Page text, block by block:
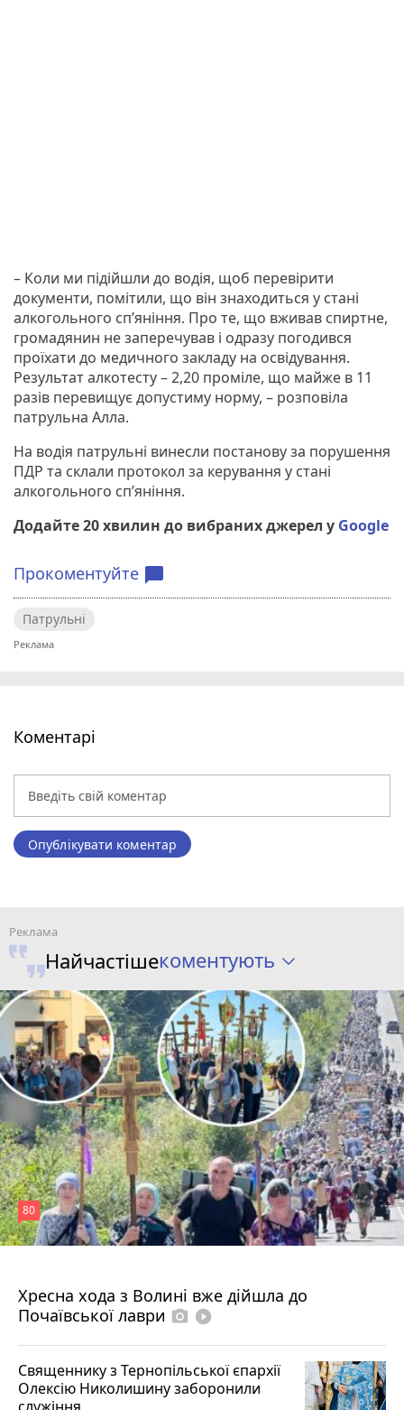
– Коли ми підійшли до водія, щоб перевірити
документи, помітили, що він знаходиться у стані
алкогольного сп’яніння. Про те, що вживав спиртне,
громадянин не заперечував і одразу погодився
проїхати до медичного закладу на освідування.
Результат алкотесту – 2,20 проміле, що майже в 11
разів перевищує допустиму норму, – розповіла
патрульна Алла.
На водія патрульні винесли постанову за порушення
ПДР та склали протокол за керування у стані
алкогольного сп’яніння.
Додайте 20 хвилин до вибраних джерел у Google
Прокоментуйте chat_bubble
Патрульні
Коментарі
Опублікувати коментар
Найчастішекоментують
Хресна хода з Волині вже дійшла до
Почаївської лаври photo_camera play_circle_filled
80
Священнику з Тернопільської єпархії
Олексію Николишину заборонили
служіння